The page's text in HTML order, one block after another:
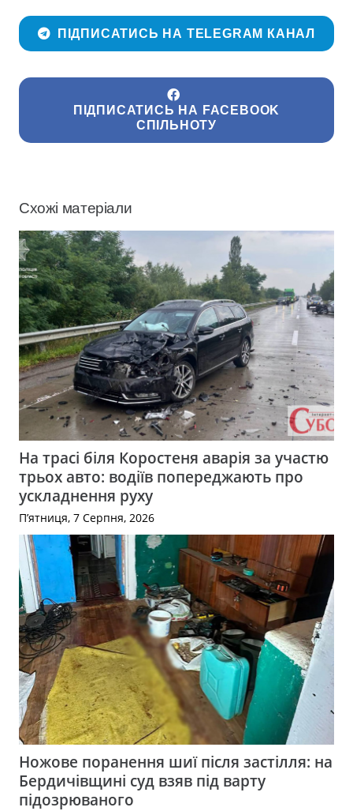
ПІДПИСАТИСЬ НА TELEGRAM КАНАЛ
ПІДПИСАТИСЬ НА FACEBOOK
СПІЛЬНОТУ
Схожі матеріали
На трасі біля Коростеня аварія за участю
трьох авто: водіїв попереджають про
ускладнення руху
П’ятниця, 7 Серпня, 2026
Ножове поранення шиї після застілля: на
Бердичівщині суд взяв під варту
підозрюваного